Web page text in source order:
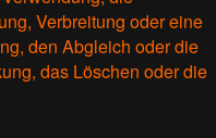
Verbreitung oder eine
den Abgleich oder die
das Löschen oder die